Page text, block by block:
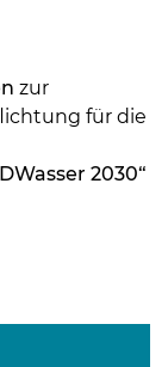
zur
für die
2030“